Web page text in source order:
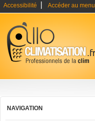
Accessibilité Accéder au menu
NAVIGATION